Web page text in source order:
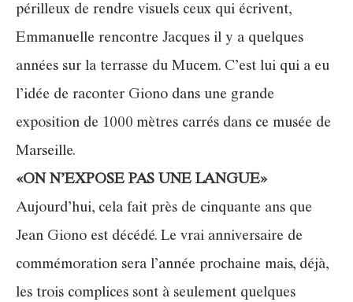
périlleux de rendre visuels ceux qui écrivent,
Emmanuelle rencontre Jacques il y a quelques
années sur la terrasse du Mucem. C’est lui qui a eu
l’idée de raconter Giono dans une grande
exposition de 1000 mètres carrés dans ce musée de
Marseille.
«ON N’EXPOSE PAS UNE LANGUE»
Aujourd’hui, cela fait près de cinquante ans que
Jean Giono est décédé. Le vrai anniversaire de
commémoration sera l’année prochaine mais, déjà,
les trois complices sont à seulement quelques